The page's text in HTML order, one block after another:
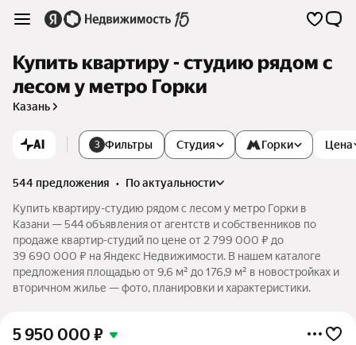
Купить квартиру - студию рядом с
лесом у метро Горки
Казань
AI 3 Фильтры Студия Цена
Горки
544 предложения •
по актуальности
Купить квартиру-студию рядом с лесом у метро Горки в
Казани — 544 объявления от агентств и собственников по
продаже квартир-студий по цене от 2 799 000 ₽ до
39 690 000 ₽ на Яндекс Недвижимости. В нашем каталоге
предложения площадью от 9,6 м² до 176,9 м² в новостройках и
вторичном жилье — фото, планировки и характеристики.
5 950 000 ₽